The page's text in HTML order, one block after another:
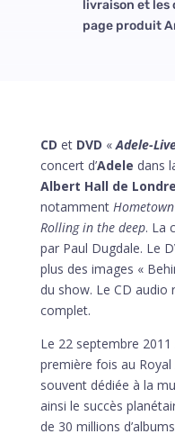
livraison et les
page produit
CD et DVD «Adele-
concert d’Adele dans
Albert Hall de
notamment
Rolling in the deep. La
par Paul Dugdale. Le
plus des images «
du show. Le CD audio
complet.
Le 22 septembre 2011
première fois au
souvent dédiée à la
ainsi le succès
de 30 millions